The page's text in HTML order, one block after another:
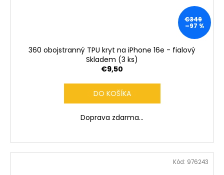
€349
–97 %
360 obojstranný TPU kryt na iPhone 16e - fialový
Skladem (3 ks)
€9,50
DO KOŠÍKA
Doprava zdarma...
Kód: 976243